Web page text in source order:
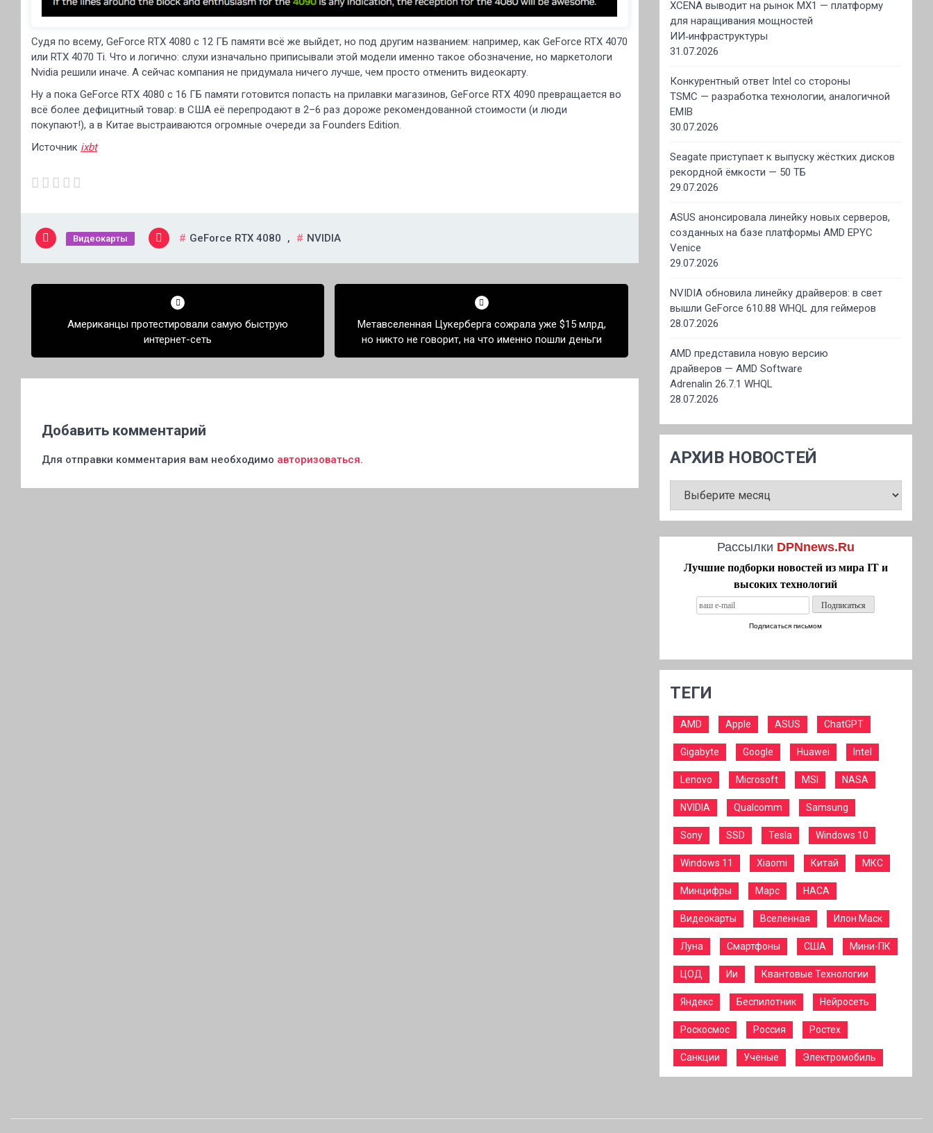
Судя по всему, GeForce RTX 4080 с 12 ГБ памяти всё же выйдет, но под другим названием: например, как GeForce RTX 4070
или RTX 4070 Ti. Что и логично: слухи изначально приписывали этой модели именно такое обозначение, но маркетологи
Nvidia решили иначе. А сейчас компания не придумала ничего лучше, чем просто отменить видеокарту.
Ну а пока GeForce RTX 4080 с 16 ГБ памяти готовится попасть на прилавки магазинов, GeForce RTX 4090 превращается во
всё более дефицитный товар: в США её перепродают в 2–6 раз дороже рекомендованной стоимости (и люди
покупают!), а в Китае выстраиваются огромные очереди за Founders Edition.
Источник ixbt
Видеокарты GeForce RTX 4080 , NVIDIA
Навигация
записямАмериканцы протестировали самую быструю
интернет-сеть
Метавселенная Цукерберга сожрала уже $15 млрд,
но никто не говорит, на что именно пошли деньги
Добавить комментарий
Для отправки комментария вам необходимо авторизоваться.
XCENA выводит на рынок MX1 — платформу
для наращивания мощностей
ИИ‑инфраструктуры
31.07.2026
Конкурентный ответ Intel со стороны
TSMC — разработка технологии, аналогичной
EMIB
30.07.2026
Seagate приступает к выпуску жёстких дисков
рекордной ёмкости — 50 ТБ
29.07.2026
ASUS анонсировала линейку новых серверов,
созданных на базе платформы AMD EPYC
Venice
29.07.2026
NVIDIA обновила линейку драйверов: в свет
вышли GeForce 610.88 WHQL для геймеров
28.07.2026
AMD представила новую версию
драйверов — AMD Software
Adrenalin 26.7.1 WHQL
28.07.2026
АРХИВ НОВОСТЕЙ
НОВОСТЕЙ
Рассылки DPNnews.Ru
Лучшие подборки новостей из мира IT и
высоких технологий
Подписаться письмом
ТЕГИ
AMD Apple ASUS ChatGPT
Gigabyte Google Huawei Intel
Lenovo Microsoft MSI NASA
NVIDIA Qualcomm Samsung
Sony SSD Tesla Windows 10
Windows 11 Xiaomi Китай МКС
Минцифры Марс НАСА
Видеокарты Вселенная Илон Маск
Луна Смартфоны США Мини-ПК
ЦОД Ии Квантовые Технологии
Яндекс Беспилотник Нейросеть
Роскосмос Россия Ростех
Санкции Учёные Электромобиль